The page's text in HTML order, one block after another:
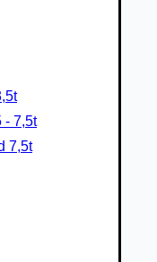
- 7,5t
7,5t
/ bufety